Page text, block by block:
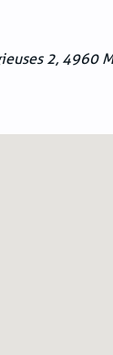
2, 4960